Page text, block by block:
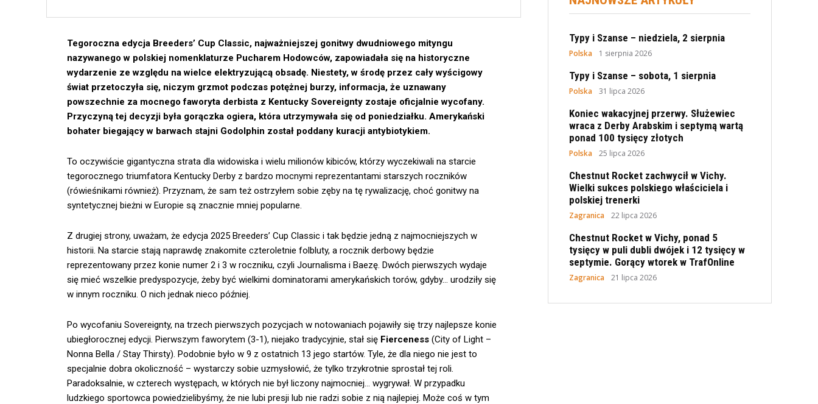
Tegoroczna edycja Breeders’ Cup Classic, najważniejszej gonitwy dwudniowego mityngu
nazywanego w polskiej nomenklaturze Pucharem Hodowców, zapowiadała się na historyczne
wydarzenie ze względu na wielce elektryzującą obsadę. Niestety, w środę przez cały wyścigowy
świat przetoczyła się, niczym grzmot podczas potężnej burzy, informacja, że uznawany
powszechnie za mocnego faworyta derbista z Kentucky Sovereignty zostaje oficjalnie wycofany.
Przyczyną tej decyzji była gorączka ogiera, która utrzymywała się od poniedziałku. Amerykański
bohater biegający w barwach stajni Godolphin został poddany kuracji antybiotykiem.
To oczywiście gigantyczna strata dla widowiska i wielu milionów kibiców, którzy wyczekiwali na starcie
tegorocznego triumfatora Kentucky Derby z bardzo mocnymi reprezentantami starszych roczników
(rówieśnikami również). Przyznam, że sam też ostrzyłem sobie zęby na tę rywalizację, choć gonitwy na
syntetycznej bieżni w Europie są znacznie mniej popularne.
Z drugiej strony, uważam, że edycja 2025 Breeders’ Cup Classic i tak będzie jedną z najmocniejszych w
historii. Na starcie stają naprawdę znakomite czteroletnie folbluty, a rocznik derbowy będzie
reprezentowany przez konie numer 2 i 3 w roczniku, czyli Journalisma i Baezę. Dwóch pierwszych wydaje
się mieć wszelkie predyspozycje, żeby być wielkimi dominatorami amerykańskich torów, gdyby… urodziły się
w innym roczniku. O nich jednak nieco później.
Po wycofaniu Sovereignty, na trzech pierwszych pozycjach w notowaniach pojawiły się trzy najlepsze konie
ubiegłorocznej edycji. Pierwszym faworytem (3-1), niejako tradycyjnie, stał się Fierceness (City of Light –
Nonna Bella / Stay Thirsty). Podobnie było w 9 z ostatnich 13 jego startów. Tyle, że dla niego nie jest to
specjalnie dobra okoliczność – wystarczy sobie uzmysłowić, że tylko trzykrotnie sprostał tej roli.
Paradoksalnie, w czterech występach, w których nie był liczony najmocniej… wygrywał. W przypadku
ludzkiego sportowca powiedzielibyśmy, że nie lubi presji lub nie radzi sobie z nią najlepiej. Może coś w tym
Typy i Szanse – niedziela, 2 sierpnia
Polska 1 sierpnia 2026
Typy i Szanse – sobota, 1 sierpnia
Polska 31 lipca 2026
Koniec wakacyjnej przerwy. Służewiec
wraca z Derby Arabskim i septymą wartą
ponad 100 tysięcy złotych
Polska 25 lipca 2026
Chestnut Rocket zachwycił w Vichy.
Wielki sukces polskiego właściciela i
polskiej trenerki
Zagranica 22 lipca 2026
Chestnut Rocket w Vichy, ponad 5
tysięcy w puli dubli dwójek i 12 tysięcy w
septymie. Gorący wtorek w TrafOnline
Zagranica 21 lipca 2026